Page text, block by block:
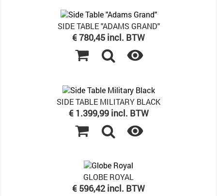
SIDE TABLE "ADAMS GRAND"
Prijs
€ 780,45 incl. BTW

SIDE TABLE MILITARY BLACK
Prijs
€ 1.399,99 incl. BTW

GLOBE ROYAL
Prijs
€ 596,42 incl. BTW